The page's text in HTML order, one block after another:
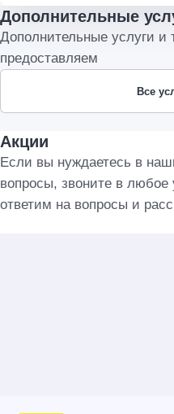
Дополнительные
Дополнительные услуги и
предоставляем
Все
Акции
Если вы нуждаетесь в
вопросы, звоните в
ответим на вопросы и